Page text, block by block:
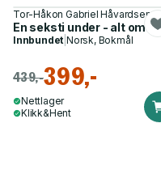
Tor-Håkon Gabriel Håvardsen
En seksti under - alt om
Innbundet |Norsk, Bokmål
439,-399,-
Nettlager
Klikk&Hent